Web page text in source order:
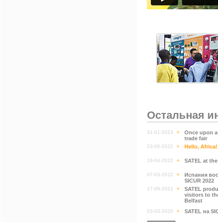
Остальная
31-01-2023
Once upon a
trade fair
23-05-2022 Hello, Africa!
19-04-2022 SATEL at
07-03-2022
Испания
SICUR 2022
17-09-2021
SATEL
visitors to
Belfast
03-03-2020 SATEL на